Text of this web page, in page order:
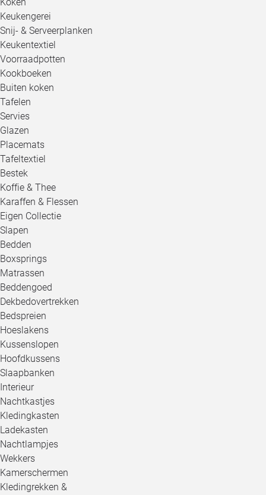
Keukengerei
Snij- & Serveerplanken
Keukentextiel
Voorraadpotten
Kookboeken
Buiten koken
Tafelen
Servies
Glazen
Placemats
Tafeltextiel
Bestek
Koffie & Thee
Karaffen & Flessen
Eigen Collectie
Slapen
Bedden
Boxsprings
Matrassen
Beddengoed
Dekbedovertrekken
Bedspreien
Hoeslakens
Kussenslopen
Hoofdkussens
Slaapbanken
Interieur
Nachtkastjes
Kledingkasten
Ladekasten
Nachtlampjes
Wekkers
Kamerschermen
Kledingrekken &